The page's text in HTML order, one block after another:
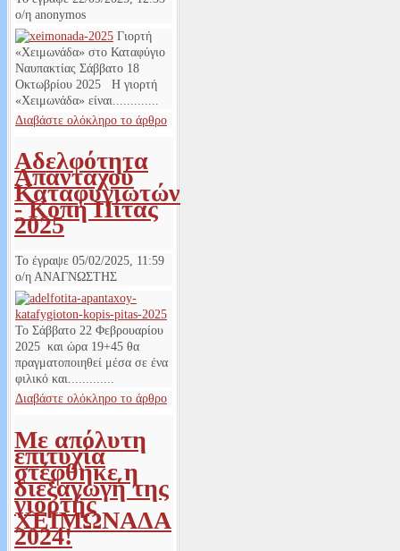
ο/η anonymos
Γιορτή
«Χειμωνάδα» στο Καταφύγιο
Ναυπακτίας Σάββατο 18
Οκτωβρίου 2025 Η γιορτή
«Χειμωνάδα» είναι.............
Διαβάστε ολόκληρο το άρθρο
Αδελφότητα
Απανταχού
Καταφυγιωτών
- Κοπή Πίτας
2025
Το έγραψε 05/02/2025, 11:59
ο/η ΑΝΑΓΝΩΣΤΗΣ
Το Σάββατο 22 Φεβρουαρίου
2025 και ώρα 19+45 θα
πραγματοποιηθεί μέσα σε ένα
φιλικό και.............
Διαβάστε ολόκληρο το άρθρο
Με απόλυτη
επιτυχία
στέφθηκε η
διεξαγωγή της
γιορτής
ΧΕΙΜΩΝΑΔΑ
2024!